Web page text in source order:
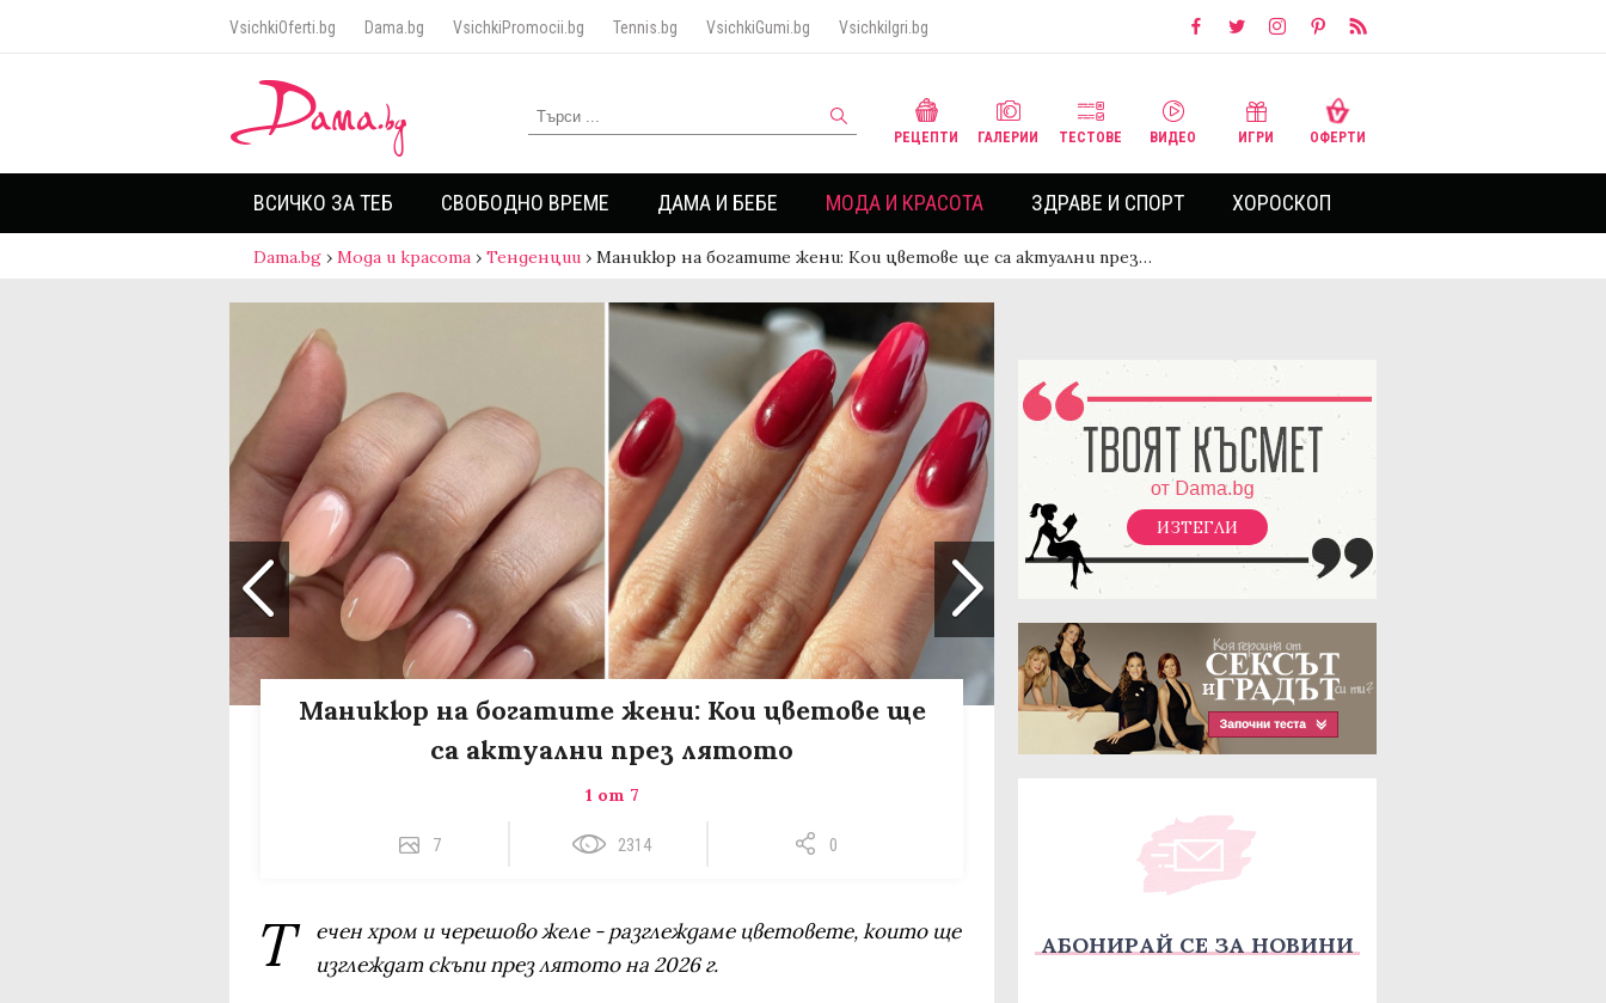
VsichkiOferti.bg Dama.bg VsichkiPromocii.bg Tennis.bg VsichkiGumi.bg VsichkiIgri.bg
РЕЦЕПТИ ГАЛЕРИИ ТЕСТОВЕ ВИДЕО ИГРИ ОФЕРТИ
ВСИЧКО ЗА ТЕБ СВОБОДНО ВРЕМЕ ДАМА И БЕБЕ МОДА И КРАСОТА ЗДРАВЕ И СПОРТ ХОРОСКОП
Dama.bg › Мода и красота › Тенденции › Маникюр на богатите жени: Кои цветове ще са актуални през…
Маникюр на богатите жени: Кои цветове ще
са актуални през лятото
1 от 7
7 2314 0
Т
ечен хром и черешово желе - разглеждаме цветовете, които ще
изглеждат скъпи през лятото на 2026 г.
ИЗТЕГЛИ
АБОНИРАЙ СЕ ЗА НОВИНИ